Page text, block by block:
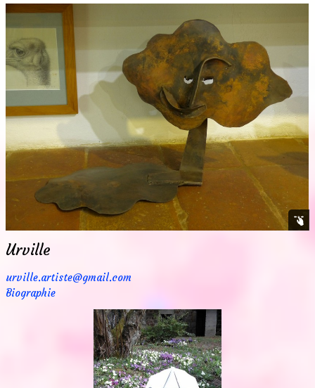
Urville
urville.artiste@gmail.com
Biographie